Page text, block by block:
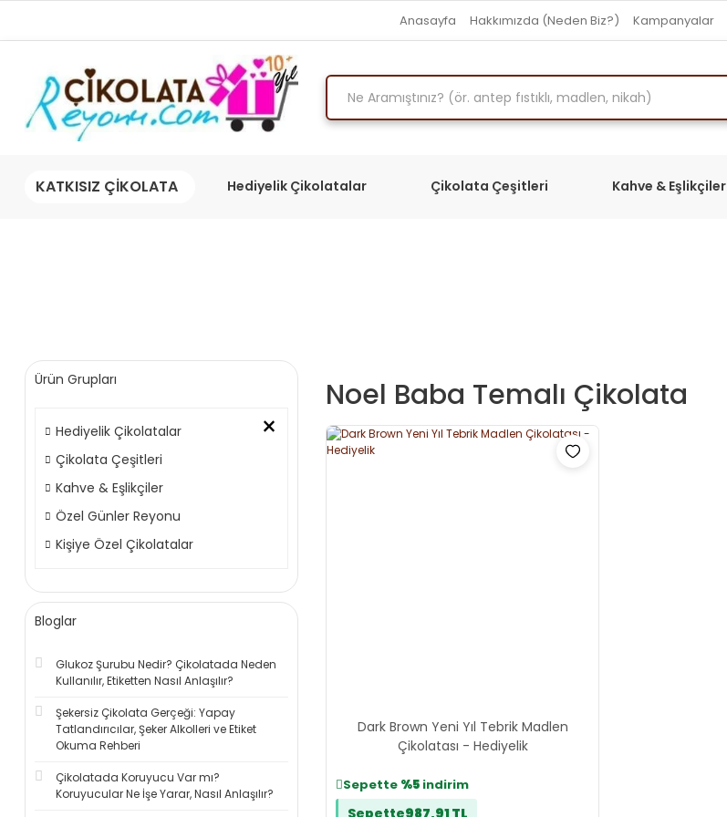
Anasayfa Hakkımızda (Neden Biz?) Kampanyalar
KATKISIZ ÇİKOLATA Hediyelik Çikolatalar Çikolata Çeşitleri Kahve & Eşlikçiler
Ürün Grupları
×
Hediyelik Çikolatalar
Çikolata Çeşitleri
Kahve & Eşlikçiler
Özel Günler Reyonu
Kişiye Özel Çikolatalar
Bloglar
Glukoz Şurubu Nedir? Çikolatada Neden
Kullanılır, Etiketten Nasıl Anlaşılır?
Şekersiz Çikolata Gerçeği: Yapay
Tatlandırıcılar, Şeker Alkolleri ve Etiket
Okuma Rehberi
Çikolatada Koruyucu Var mı?
Koruyucular Ne İşe Yarar, Nasıl Anlaşılır?
Noel Baba Temalı Çikolata
Dark Brown Yeni Yıl Tebrik Madlen
Çikolatası - Hediyelik
Sepette %5 indirim
Sepette987,91 TL